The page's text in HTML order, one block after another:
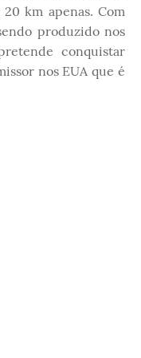
km apenas. Com
produzido nos
conquistar
nos EUA que é